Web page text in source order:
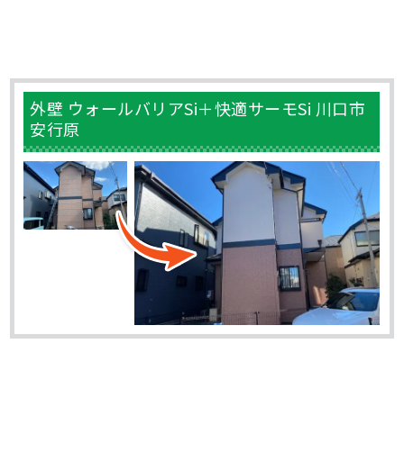
外壁 ウォールバリアSi＋快適サーモSi 川口市
安行原